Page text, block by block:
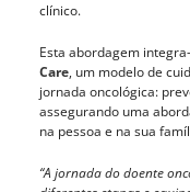
clínico.
Esta abordagem
Care, um modelo de
jornada oncológica:
assegurando uma
na pessoa e na sua
“A jornada do doente